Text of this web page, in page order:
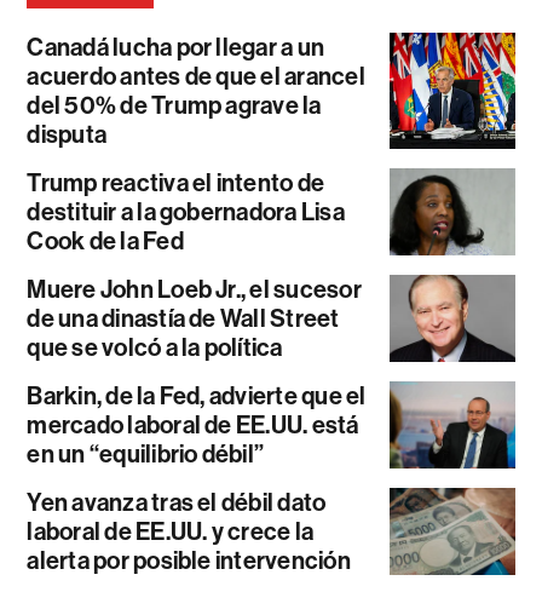
Canadá lucha por llegar a un
acuerdo antes de que el arancel
del 50% de Trump agrave la
disputa
Trump reactiva el intento de
destituir a la gobernadora Lisa
Cook de la Fed
Muere John Loeb Jr., el sucesor
de una dinastía de Wall Street
que se volcó a la política
Barkin, de la Fed, advierte que el
mercado laboral de EE.UU. está
en un “equilibrio débil”
Yen avanza tras el débil dato
laboral de EE.UU. y crece la
alerta por posible intervención